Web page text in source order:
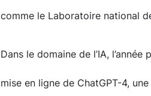
comme le Laboratoire national
Dans le domaine de l’IA,
mise en ligne de ChatGPT-4,